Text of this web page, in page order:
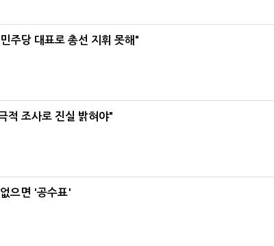
주당 대표로 총선 지휘 못해"
적 조사로 진실 밝혀야"
으면 '공수표'